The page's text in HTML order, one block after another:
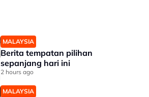
MALAYSIA
Berita tempatan pilihan
sepanjang hari ini
2 hours ago
MALAYSIA